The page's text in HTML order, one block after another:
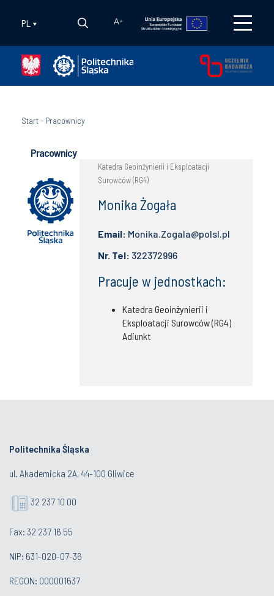
PL A+
Start- Pracownicy
Pracownicy
Katedra Geoinżynierii i Eksploatacji
Surowców (RG4)
Monika Żogała
Email: Monika.Zogala@polsl.pl
Nr. Tel: 322372996
Pracuje w jednostkach:
Katedra Geoinżynierii i
Eksploatacji Surowców (RG4)
Adiunkt
Politechnika Śląska
ul. Akademicka 2A, 44-100 Gliwice
32 237 10 00
Fax: 32 237 16 55
NIP: 631-020-07-36
REGON: 000001637